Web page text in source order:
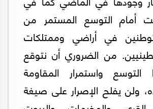
أمام التوسع المستمر من
في أراضي وممتلكات
من الضروري أن نتوقع
التوسع واستمرار المقاومة
ولن يفلح الإصرار على صيغة